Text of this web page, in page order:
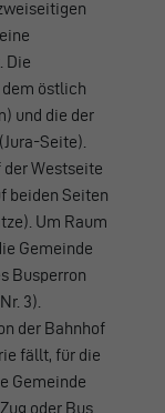
Die
östlich
und die der
Seite).
der Westseite
beiden Seiten
Um Raum
Gemeinde
Busperron
3).
der Bahnhof
fällt, für die
Gemeinde
oder Bus